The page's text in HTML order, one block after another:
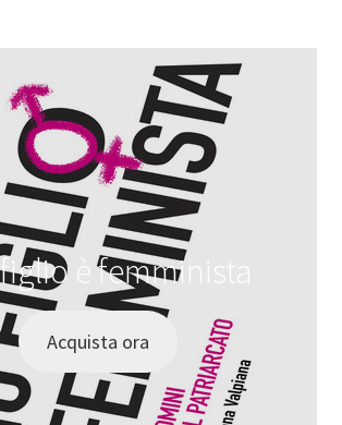
è femminista
Acquista ora